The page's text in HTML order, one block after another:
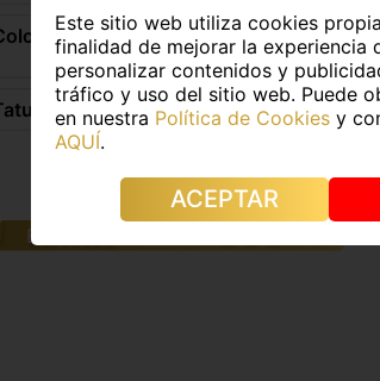
de pelo: Castaño
No
IDIOMAS
ESPAÑOL
Este sitio web utiliza cookies
finalidad de mejorar la experiencia
personalizar contenidos y
tráfico y uso del sitio web. Puede
en nuestra Política de Cookies y
AQUÍ.
ACEPTAR